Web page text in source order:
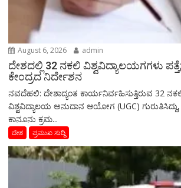
August 6, 2026 admin
ದೇಶದಲ್ಲಿ 32 ನಕಲಿ ವಿಶ್ವವಿದ್ಯಾಲಯಗಗಳು ಪತ್ತೆ;
ಕೇಂದ್ರದ ನಿರ್ದೇಶನ
ನವದೆಹಲಿ: ದೇಶಾದ್ಯಂತ ಕಾರ್ಯನಿರ್ವಹಿಸುತ್ತಿರುವ 32
ವಿಶ್ವವಿದ್ಯಾಲಯ ಅನುದಾನ ಆಯೋಗ (UGC)
ಕಾನೂನು ಕ್ರಮ...
ದೇಶ ಪ್ರಮುಖ ಸುದ್ದಿ